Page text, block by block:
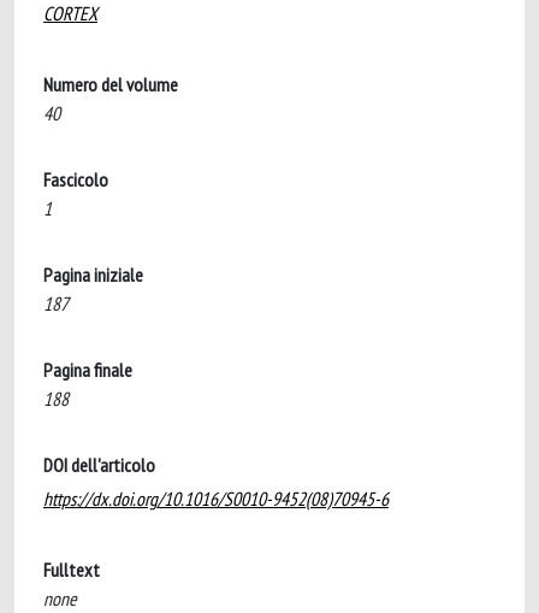
CORTEX
Numero del volume
40
Fascicolo
1
Pagina iniziale
187
Pagina finale
188
DOI dell'articolo
https://dx.doi.org/10.1016/S0010-9452(08)70945-6
Fulltext
none